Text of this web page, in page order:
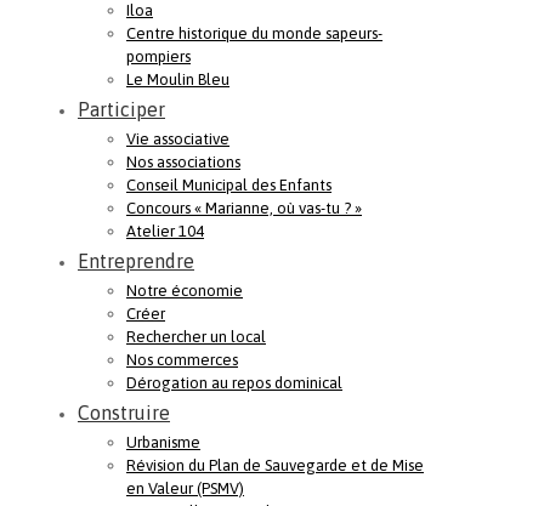
Iloa
Centre historique du monde sapeurs-
pompiers
Le Moulin Bleu
Participer
Vie associative
Nos associations
Conseil Municipal des Enfants
Concours « Marianne, où vas-tu ? »
Atelier 104
Entreprendre
Notre économie
Créer
Rechercher un local
Nos commerces
Dérogation au repos dominical
Construire
Urbanisme
Révision du Plan de Sauvegarde et de Mise
en Valeur (PSMV)